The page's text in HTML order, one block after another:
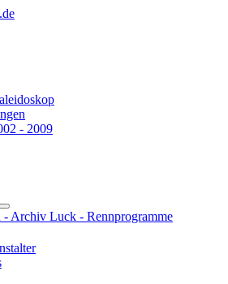
- 2009
- Archiv Luck - Rennprogramme